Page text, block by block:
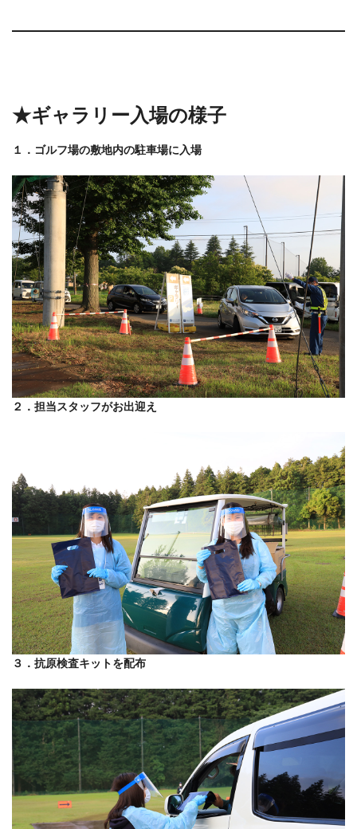
★ギャラリー入場の様子
１．ゴルフ場の敷地内の駐車場に入場
２．担当スタッフがお出迎え
３．抗原検査キットを配布